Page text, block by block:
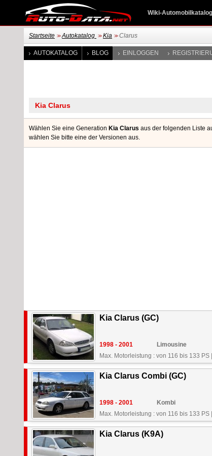
Wiki-Automobilkatalog
Startseite >> Autokatalog >> Kia >> Clarus
AUTOKATALOG BLOG EINLOGGEN
Wählen Sie eine Generation Kia Clarus aus der folgenden Liste
wählen Sie bitte eine der Versionen aus.
Kia Clarus (GC)
1998 - 2001
Limousine
Max. Motorleistung : von 116 bis 133 PS
Kia Clarus Combi (GC)
1998 - 2001
Kombi
Max. Motorleistung : von 116 bis 133 PS
Kia Clarus (K9A)